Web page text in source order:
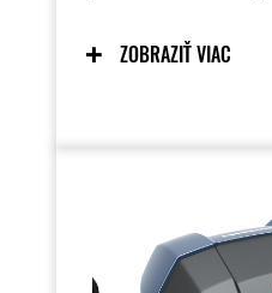
klaksón, výstražné
osvetlenie
ZOBRAZIŤ VIAC